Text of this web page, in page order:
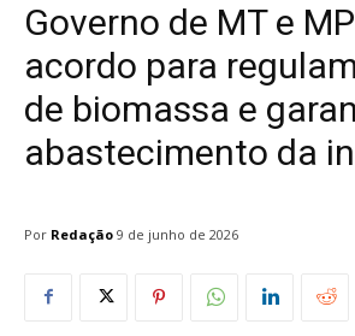
Governo de MT e
acordo para
de biomassa e
abastecimento da
Por Redação 9 de junho de 2026